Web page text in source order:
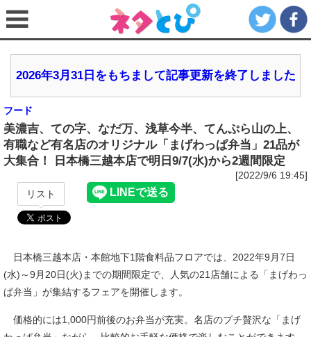
2026年3月31日をもちまして記事更新を終了しました
フード
美濃吉、ての字、なだ万、浅草今半、てんぷら山の上、
有職など有名店のオリジナル「まげわっぱ弁当」21品が
大集合！ 日本橋三越本店で明日9/7(水)から2週間限定
[2022/9/6 19:45]
リスト
日本橋三越本店・本館地下1階食料品フロアでは、2022年9月7日
(水)～9月20日(火)までの期間限定で、人気の21店舗による「まげわっ
ぱ弁当」が集結するフェアを開催します。
価格的には1,000円前後のお弁当が充実。名店のプチ贅沢な「まげ